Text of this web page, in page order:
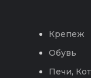
Крепеж
Обувь
Печи,